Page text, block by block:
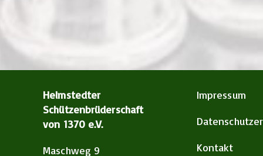
Helmstedter
Schützenbrüderschaft
von 1370 e.V.
Maschweg 9
Impressum
Kontakt